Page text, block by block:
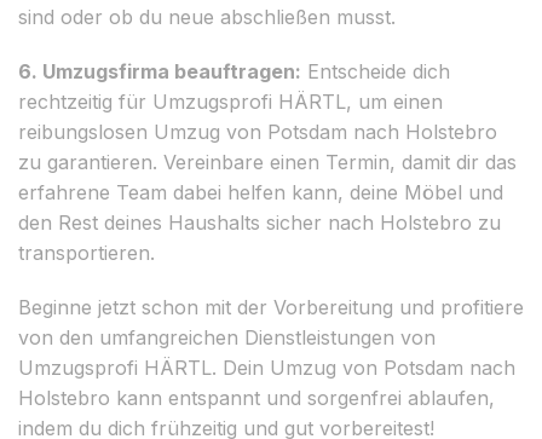
sind oder ob du neue abschließen musst.
6. Umzugsfirma beauftragen: Entscheide dich
rechtzeitig für Umzugsprofi HÄRTL, um einen
reibungslosen Umzug von Potsdam nach Holstebro
zu garantieren. Vereinbare einen Termin, damit dir das
erfahrene Team dabei helfen kann, deine Möbel und
den Rest deines Haushalts sicher nach Holstebro zu
transportieren.
Beginne jetzt schon mit der Vorbereitung und profitiere
von den umfangreichen Dienstleistungen von
Umzugsprofi HÄRTL. Dein Umzug von Potsdam nach
Holstebro kann entspannt und sorgenfrei ablaufen,
indem du dich frühzeitig und gut vorbereitest!